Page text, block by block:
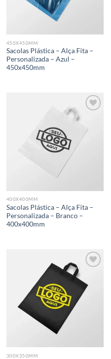
450X450MM
Sacolas Plástica – Alça Fita –
Personalizada – Azul –
450x450mm
Add to
wishlist
400X400MM
Sacolas Plástica – Alça Fita –
Personalizada – Branco –
400x400mm
Add to
wishlist
300X350MM